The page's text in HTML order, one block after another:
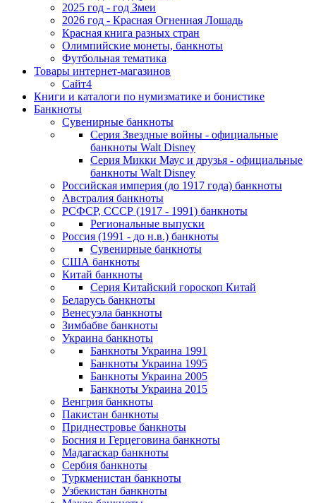
2025 год - год Змеи
2026 год - Красная Огненная Лошадь
Красная книга разных стран
Олимпийские монеты, банкноты
Футбольная тематика
Товары интернет-магазинов
Сайт4
Книги и каталоги по нумизматике и бонистике
Банкноты
Сувенирные банкноты
Серия Звездные войны - официальные
банкноты Walt Disney
Серия Микки Маус и друзья - официальные
банкноты Walt Disney
Российская империя (до 1917 года) банкноты
Австралия банкноты
РСФСР, СССР (1917 - 1991) банкноты
Региональные выпуски
Россия (1991 - до н.в.) банкноты
Сувенирные банкноты
США банкноты
Китай банкноты
Серия Китайский гороскоп Китай
Беларусь банкноты
Венесуэла банкноты
Зимбабве банкноты
Украина банкноты
Банкноты Украина 1991
Банкноты Украина 1995
Банкноты Украина 2005
Банкноты Украина 2015
Венгрия банкноты
Пакистан банкноты
Приднестровье банкноты
Босния и Герцеговина банкноты
Мадагаскар банкноты
Сербия банкноты
Туркменистан банкноты
Узбекистан банкноты